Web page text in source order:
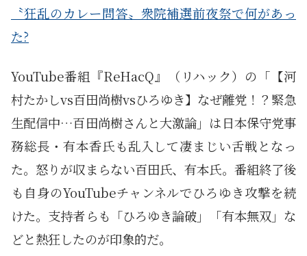
〝狂乱のカレー問答〟衆院補選前夜祭で何があっ
た?
YouTube番組『ReHacQ』（リハック）の「【河
村たかしvs百田尚樹vsひろゆき】なぜ離党！？緊急
生配信中…百田尚樹さんと大激論」は日本保守党事
務総長・有本香氏も乱入して凄まじい舌戦となっ
た。怒りが収まらない百田氏、有本氏。番組終了後
も自身のYouTubeチャンネルでひろゆき攻撃を続
けた。支持者らも「ひろゆき論破」「有本無双」な
どと熱狂したのが印象的だ。